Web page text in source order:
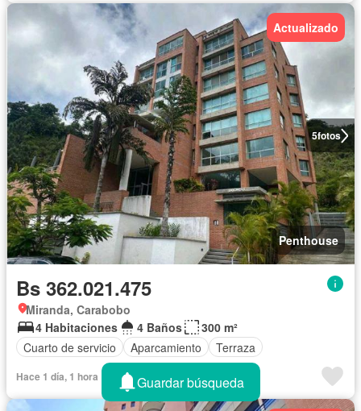
5fotos
Actualizado
Penthouse
Bs 362.021.475
Miranda, Carabobo
4 Habitaciones
4 Baños
300 m²
Cuarto de servicio
Aparcamiento Terraza
Hace 1 día, 1 hora Guardar búsqueda